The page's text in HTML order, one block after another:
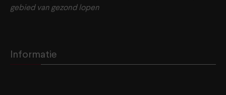
gebied van gezond lopen
Informatie